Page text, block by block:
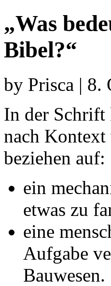
„Was
Bibel?“
by Prisca | 8.
In der Schrift
nach Kontext
beziehen auf:
ein
etwas zu
eine
Aufgabe
Bauwesen.